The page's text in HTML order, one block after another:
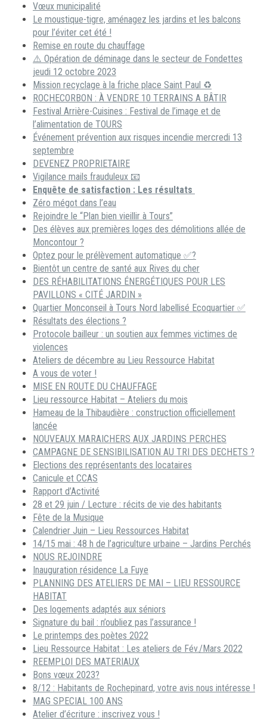
Vœux municipalité
Le moustique-tigre, aménagez les jardins et les balcons
pour l’éviter cet été !
Remise en route du chauffage
⚠️ Opération de déminage dans le secteur de Fondettes
jeudi 12 octobre 2023
Mission recyclage à la friche place Saint Paul ♻️
ROCHECORBON : À VENDRE 10 TERRAINS A BÂTIR
Festival Arrière-Cuisines : Festival de l’image et de
l’alimentation de TOURS
Événement prévention aux risques incendie mercredi 13
septembre
DEVENEZ PROPRIETAIRE
Vigilance mails frauduleux 📧
Enquête de satisfaction : Les résultats
Zéro mégot dans l’eau
Rejoindre le “Plan bien vieillir à Tours”
Des élèves aux premières loges des démolitions allée de
Moncontour ?
Optez pour le prélèvement automatique ✅?
Bientôt un centre de santé aux Rives du cher
DES RÉHABILITATIONS ÉNERGÉTIQUES POUR LES
PAVILLONS « CITÉ JARDIN »
Quartier Monconseil à Tours Nord labellisé Ecoquartier ✅
Résultats des élections ?
Protocole bailleur : un soutien aux femmes victimes de
violences
Ateliers de décembre au Lieu Ressource Habitat
A vous de voter !
MISE EN ROUTE DU CHAUFFAGE
Lieu ressource Habitat – Ateliers du mois
Hameau de la Thibaudière : construction officiellement
lancée
NOUVEAUX MARAICHERS AUX JARDINS PERCHES
CAMPAGNE DE SENSIBILISATION AU TRI DES DECHETS ?
Elections des représentants des locataires
Canicule et CCAS
Rapport d’Activité
28 et 29 juin / Lecture : récits de vie des habitants
Fête de la Musique
Calendrier Juin – Lieu Ressources Habitat
14/15 mai : 48 h de l’agriculture urbaine – Jardins Perchés
NOUS REJOINDRE
Inauguration résidence La Fuye
PLANNING DES ATELIERS DE MAI – LIEU RESSOURCE
HABITAT
Des logements adaptés aux séniors
Signature du bail : n’oubliez pas l’assurance !
Le printemps des poètes 2022
Lieu Ressource Habitat : Les ateliers de Fév./Mars 2022
REEMPLOI DES MATERIAUX
Bons vœux 2023?
8/12 : Habitants de Rochepinard, votre avis nous intéresse !
MAG SPECIAL 100 ANS
Atelier d’écriture : inscrivez vous !